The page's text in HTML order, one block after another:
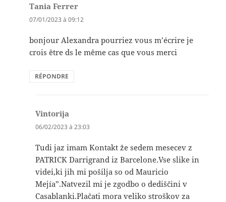
Tania Ferrer
07/01/2023 à 09:12
bonjour Alexandra pourriez vous m’écrire je
crois être ds le même cas que vous merci
RÉPONDRE
Vintorija
06/02/2023 à 23:03
Tudi jaz imam Kontakt že sedem mesecev z
PATRICK Darrigrand iz Barcelone.Vse slike in
videi,ki jih mi pošilja so od Mauricio
Mejía”.Natvezil mi je zgodbo o dediščini v
Casablanki.Plačati mora veliko stroškov za